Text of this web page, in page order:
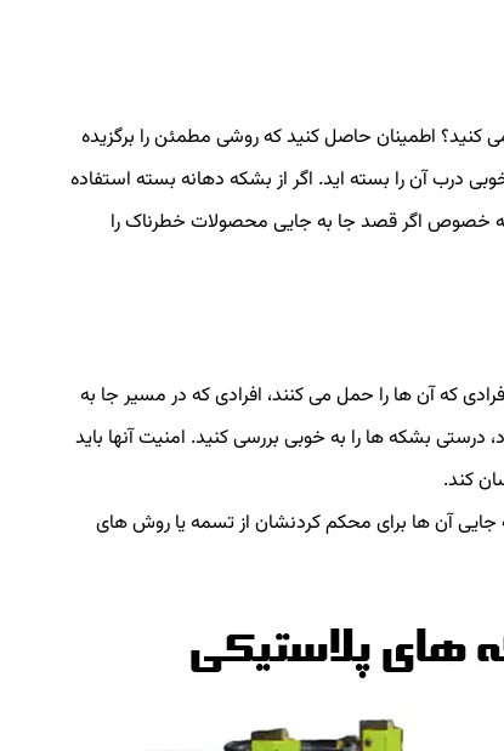
اطمینان حاصل کنید که روشی مطمئن را برگزیده
درب آن را بسته اید. اگر از بشکه دهانه بسته استفاده
خصوص اگر قصد جا به جایی محصولات خطرناک را
که آن ها را حمل می کنند، افرادی که در مسیر جا به
درستی بشکه ها را به خوبی بررسی کنید. امنیت آنها باید
کند.
جایی آن ها برای محکم کردنشان از تسمه یا روش های